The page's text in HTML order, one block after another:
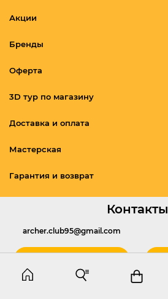
Акции
Бренды
Оферта
3D тур по магазину
Доставка и оплата
Мастерская
Гарантия и возврат
Контакты
archer.club95@gmail.com